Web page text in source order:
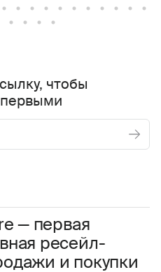
— первая
ресейл-
и покупки
чтобы
первыми
соглашения
информации.